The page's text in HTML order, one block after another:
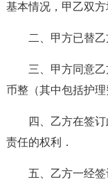
基本情况，甲乙双方
二、甲方已替
三、甲方同意
币整（其中包括护理
四、乙方在签
责任的权利．
五、乙方一经